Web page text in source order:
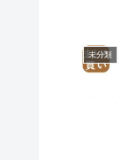
未分類